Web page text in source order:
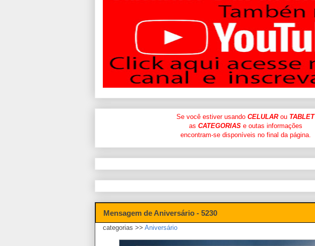
Se você estiver usando CELULARou TABLET
as CATEGORIASe outas informações
encontram-se disponíveis no final da página.
Mensagem de Aniversário - 5230
categorias >> Aniversário